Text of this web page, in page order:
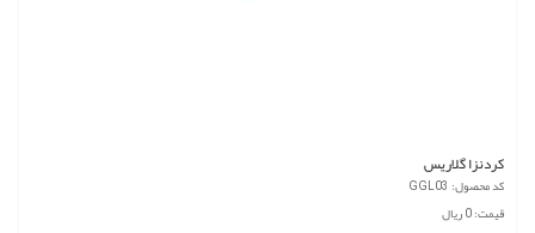
کردنزا گلاریس
کد محصول: GGL03
قیمت: 0 ریال